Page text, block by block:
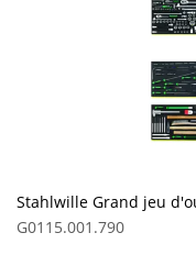
Stahlwille Grand jeu
G0115.001.790